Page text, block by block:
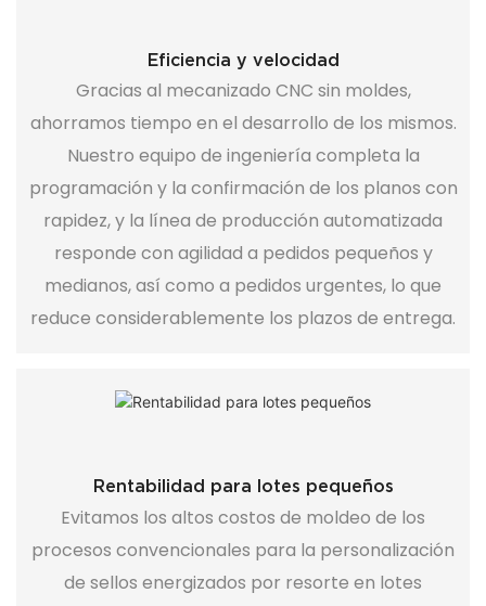
Eficiencia y velocidad
Gracias al mecanizado CNC sin moldes,
ahorramos tiempo en el desarrollo de los mismos.
Nuestro equipo de ingeniería completa la
programación y la confirmación de los planos con
rapidez, y la línea de producción automatizada
responde con agilidad a pedidos pequeños y
medianos, así como a pedidos urgentes, lo que
reduce considerablemente los plazos de entrega.
Rentabilidad para lotes pequeños
Evitamos los altos costos de moldeo de los
procesos convencionales para la personalización
de sellos energizados por resorte en lotes